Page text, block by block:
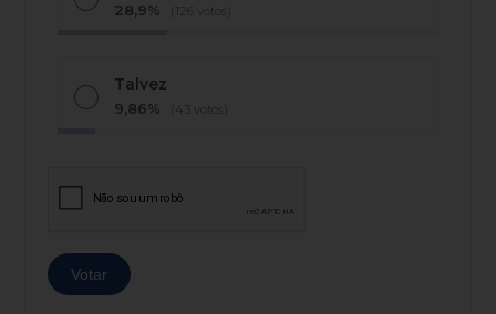
28,9% (126 votos)
Talvez
9,86% (43 votos)